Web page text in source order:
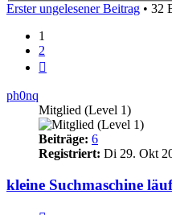
Erster ungelesener Beitrag • 32
1
2
ph0nq
Mitglied (Level 1)
Beiträge: 6
Registriert: Di 29. Okt
kleine Suchmaschine